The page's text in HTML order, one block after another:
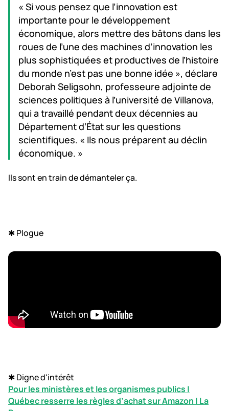
« Si vous pensez que l’innovation est
importante pour le développement
économique, alors mettre des bâtons dans les
roues de l’une des machines d’innovation les
plus sophistiquées et productives de l’histoire
du monde n’est pas une bonne idée », déclare
Deborah Seligsohn, professeure adjointe de
sciences politiques à l’université de Villanova,
qui a travaillé pendant deux décennies au
Département d’État sur les questions
scientifiques. « Ils nous préparent au déclin
économique. »
Ils sont en train de démanteler ça.
✱ Plogue
✱ Digne d'intérêt
Pour les ministères et les organismes publics |
Québec resserre les règles d’achat sur Amazon | La